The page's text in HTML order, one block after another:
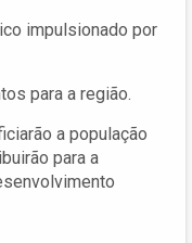
impulsionado por
para a região.
a população
para a